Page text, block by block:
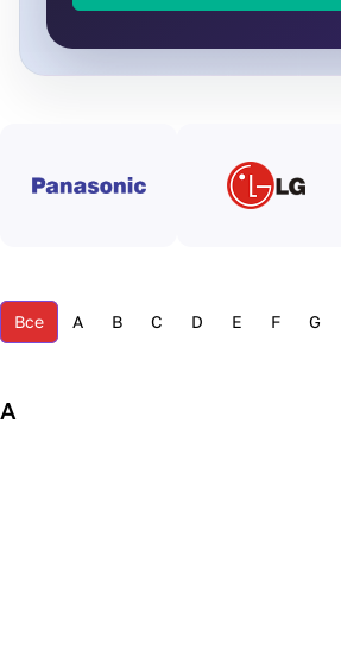
Все A B C D E F G
A